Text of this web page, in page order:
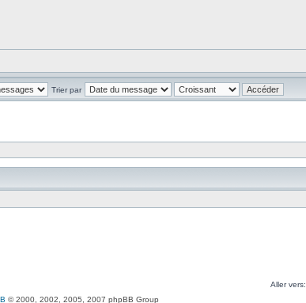
Trier par
Aller vers:
© 2000, 2002, 2005, 2007 phpBB Group